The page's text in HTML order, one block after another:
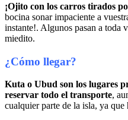
¡Ojito con los carros tirados
bocina sonar impaciente a
instante!. Algunos pasan a toda
miedito.
¿Cómo llegar?
Kuta o Ubud son los lugares
reservar todo el transporte,
cualquier parte de la isla, ya que